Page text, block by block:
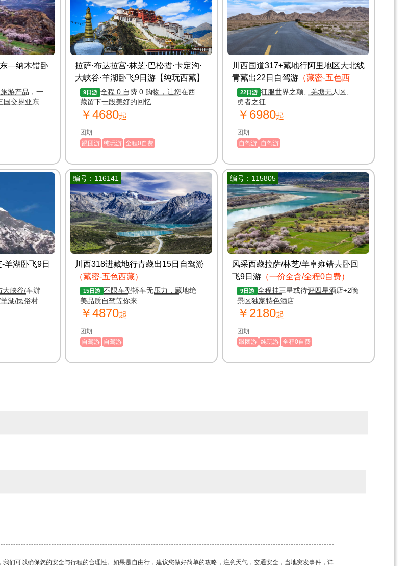
—纳木错卧
游产品，一
国交界亚东
。
拉萨·布达拉宫·林芝·巴松措·卡定沟·
大峡谷·羊湖卧飞9日游【纯玩西藏】
9日游 全程 0 自费 0 购物，让您在西
藏留下一段美好的回忆
￥4680起
团期
跟团游 纯玩游 全程0自费
川西国道317+藏地行阿里地区大北线
青藏出22日自驾游 （藏密-五色西
藏）
22日游 征服世界之颠、羌塘无人区、
勇者之征
￥6980起
团期
自驾游 自驾游
羊湖卧飞9日
大峡谷/车游
湖/民俗村
编号：116141
川西318进藏地行青藏出15日自驾游
（藏密-五色西藏）
15日游 不限车型轿车无压力，藏地绝
美品质自驾等你来
￥4870起
团期
自驾游 自驾游
编号：115805
风采西藏拉萨/林芝/羊卓雍错去卧回
飞9日游 （一价全含/全程0自费）
9日游 全程挂三星或待评四星酒店+2晚
景区独家特色酒店
￥2180起
团期
跟团游 纯玩游 全程0自费
们可以确保您的安全与行程的合理性。如果是自由行，建议您做好简单的攻略，注意天气，交通安全，当地突发事件，详